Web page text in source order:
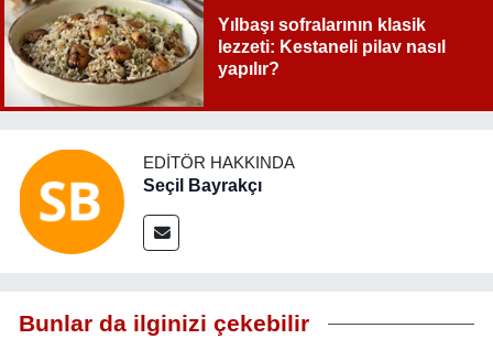
Yılbaşı sofralarının klasik
lezzeti: Kestaneli pilav nasıl
yapılır?
EDITÖR HAKKINDA
Seçil Bayrakçı
Bunlar da ilginizi çekebilir